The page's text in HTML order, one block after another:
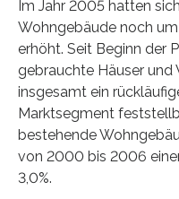
Im Jahr 2005 hatten
Wohngebäude noch
erhöht. Seit Beginn der
gebrauchte Häuser und
insgesamt ein
Marktsegment
bestehende
von 2000 bis 2006
3,0%.